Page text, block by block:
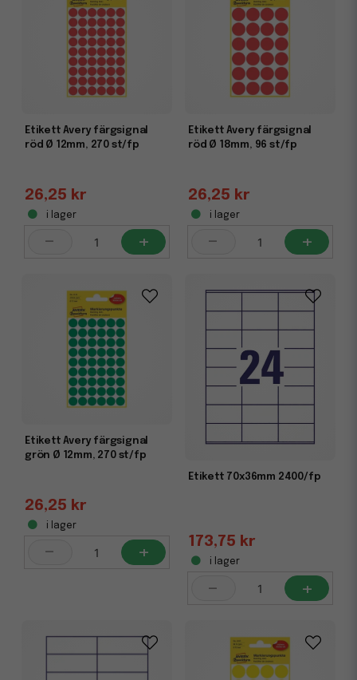
Etikett Avery färgsignal
röd Ø 12mm, 270 st/fp
26,25 kr
i lager
- +
Etikett Avery färgsignal
röd Ø 18mm, 96 st/fp
26,25 kr
i lager
- +
Etikett Avery färgsignal
grön Ø 12mm, 270 st/fp
26,25 kr
i lager
- +
Etikett 70x36mm 2400/fp
173,75 kr
i lager
- +